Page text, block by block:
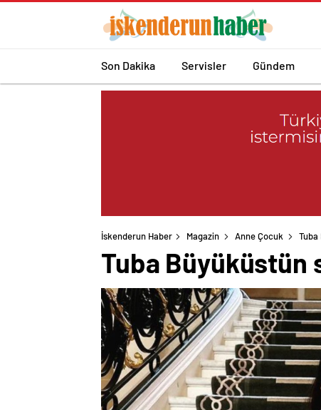
Son Dakika Servisler Gündem
İskenderun Haber Magazin Anne Çocuk Tuba
Tuba Büyüküstün